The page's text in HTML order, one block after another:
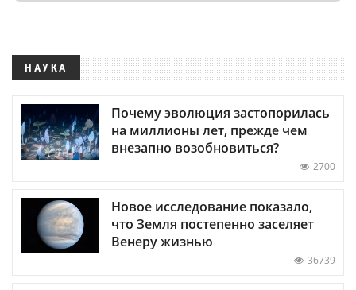
НАУКА
Почему эволюция застопорилась
на миллионы лет, прежде чем
внезапно возобновиться?
2700
Новое исследование показало,
что Земля постепенно заселяет
Венеру жизнью
36739